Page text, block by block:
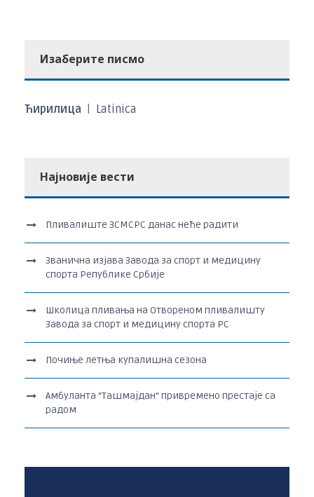
Изаберите писмо
Ћирилица Latinica
Најновије вести
Пливалиште ЗСМСРС данас неће радити
Званична изјава Завода за спорт и медицину
спорта Републике Србије
Школица пливања на Отвореном пливалишту
Завода за спорт и медицину спорта РС
Почиње летња купалишна сезона
Амбуланта “Ташмајдан“ привремено престаје са
радом